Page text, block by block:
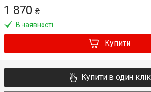
1 870 ₴
В наявності
Купити
Купити в один клік